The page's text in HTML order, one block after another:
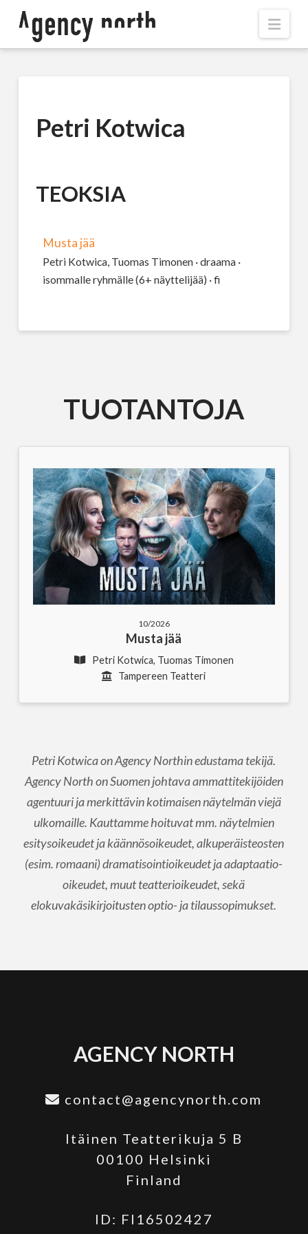
Petri Kotwica
TEOKSIA
Musta jää
Petri Kotwica, Tuomas Timonen · draama ·
isommalle ryhmälle (6+ näyttelijää) · fi
TUOTANTOJA
10/2026
Musta jää
Petri Kotwica, Tuomas Timonen
Tampereen Teatteri
Petri Kotwica on Agency Northin edustama tekijä.
Agency North on Suomen johtava ammattitekijöiden
agentuuri ja merkittävin kotimaisen näytelmän viejä
ulkomaille. Kauttamme hoituvat mm. näytelmien
esitysoikeudet ja käännösoikeudet, alkuperäisteosten
(esim. romaani) dramatisointioikeudet ja adaptaatio-
oikeudet, muut teatterioikeudet, sekä
elokuvakäsikirjoitusten optio- ja tilaussopimukset.
AGENCY NORTH
contact@agencynorth.com
Itäinen Teatterikuja 5 B
00100 Helsinki
Finland
ID: FI16502427